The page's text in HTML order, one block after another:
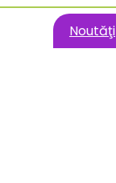
Noutăţi